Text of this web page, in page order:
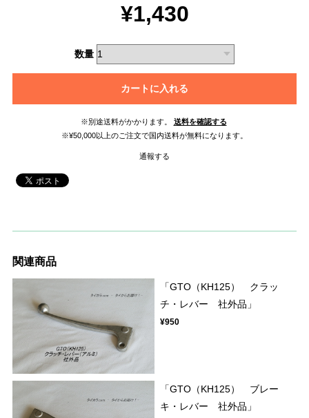
¥1,430
数量
カートに入れる
※別途送料がかかります。
送料を確認する
※¥50,000以上のご注文で国内送料が無料になります。
通報する
関連商品
「GTO（KH125） クラッ
チ・レバー 社外品」
¥950
「GTO（KH125） ブレー
キ・レバー 社外品」